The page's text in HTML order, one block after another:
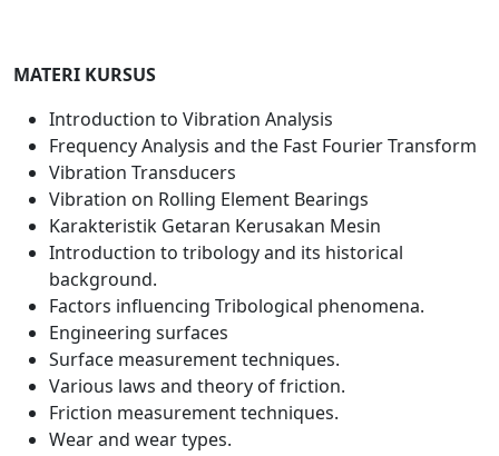
MATERI KURSUS
Introduction to Vibration Analysis
Frequency Analysis and the Fast Fourier Transform
Vibration Transducers
Vibration on Rolling Element Bearings
Karakteristik Getaran Kerusakan Mesin
Introduction to tribology and its historical
background.
Factors influencing Tribological phenomena.
Engineering surfaces
Surface measurement techniques.
Various laws and theory of friction.
Friction measurement techniques.
Wear and wear types.